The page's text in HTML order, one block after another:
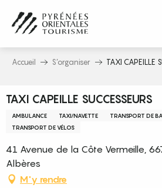
contenu
principal
Accueil S’organiser TAXI CAPEILLE
TAXI CAPEILLE SUCCESSEURS
AMBULANCE TAXI/NAVETTE
TRANSPORT DE
TRANSPORT DE VÉLOS
41 Avenue de la Côte Vermeille,
Albères
M'y rendre